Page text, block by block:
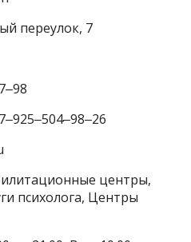
переулок, 7
центры,
психолога, Центры